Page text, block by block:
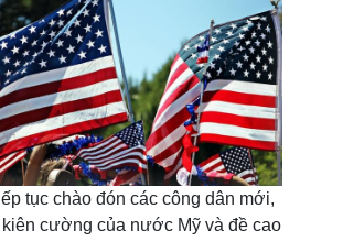
tục chào đón các công dân mới,
cường của nước Mỹ và đề cao